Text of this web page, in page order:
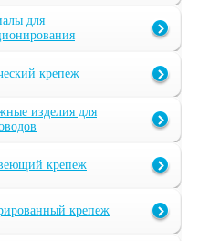
для
крепеж
изделия для
крепеж
крепеж